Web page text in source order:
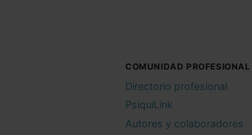
COMUNIDAD PROFESIONAL
Directorio profesional
PsiquiLink
Autores y colaboradores